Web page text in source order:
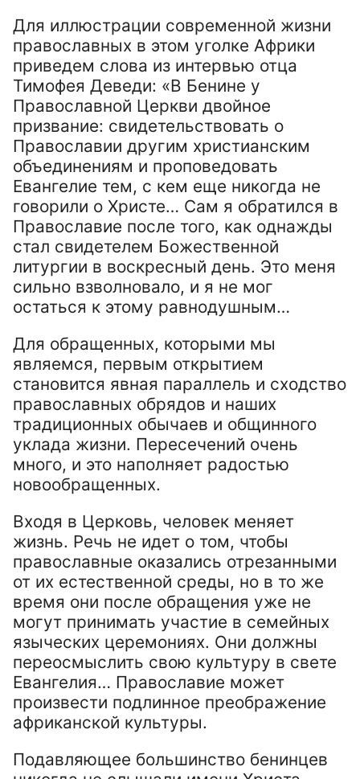
Для иллюстрации современной жизни
православных в этом уголке Африки
приведем слова из интервью отца
Тимофея Деведи: «В Бенине у
Православной Церкви двойное
призвание: свидетельствовать о
Православии другим христианским
объединениям и проповедовать
Евангелие тем, с кем еще никогда не
говорили о Христе… Сам я обратился в
Православие после того, как однажды
стал свидетелем Божественной
литургии в воскресный день. Это меня
сильно взволновало, и я не мог
остаться к этому равнодушным…
Для обращенных, которыми мы
являемся, первым открытием
становится явная параллель и сходство
православных обрядов и наших
традиционных обычаев и общинного
уклада жизни. Пересечений очень
много, и это наполняет радостью
новообращенных.
Входя в Церковь, человек меняет
жизнь. Речь не идет о том, чтобы
православные оказались отрезанными
от их естественной среды, но в то же
время они после обращения уже не
могут принимать участие в семейных
языческих церемониях. Они должны
переосмыслить свою культуру в свете
Евангелия… Православие может
произвести подлинное преображение
африканской культуры.
Подавляющее большинство бенинцев